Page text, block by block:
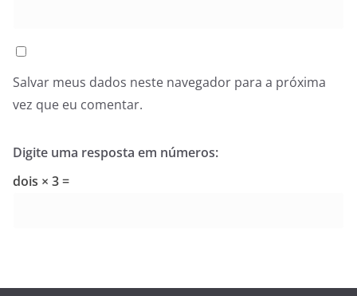
Salvar meus dados neste navegador para a próxima
vez que eu comentar.
Digite uma resposta em números:
dois × 3 =